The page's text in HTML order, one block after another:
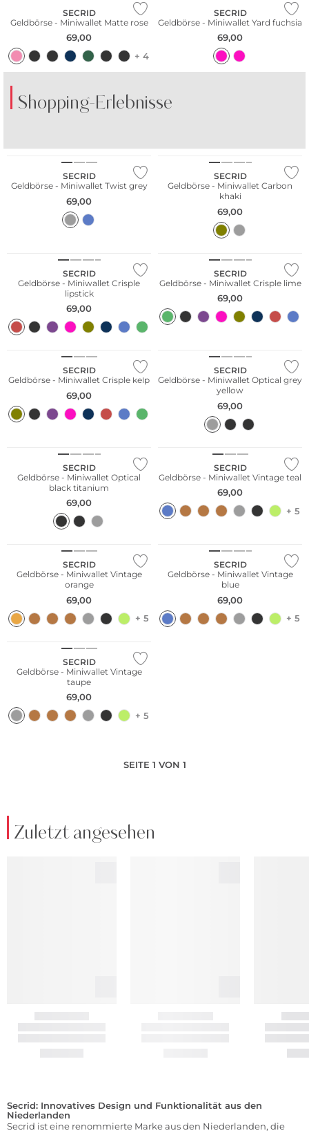
SECRID
Geldbörse - Miniwallet Matte rose
69,00
+ 4
SECRID
Geldbörse - Miniwallet Yard fuchsia
69,00
Shopping-Erlebnisse
SECRID
Geldbörse - Miniwallet Twist grey
69,00
SECRID
Geldbörse - Miniwallet Carbon
khaki
69,00
SECRID
Geldbörse - Miniwallet Crisple
lipstick
69,00
SECRID
Geldbörse - Miniwallet Crisple lime
69,00
Nachhaltig
SECRID
Geldbörse - Miniwallet Crisple kelp
69,00
SECRID
Geldbörse - Miniwallet Optical grey
yellow
69,00
SECRID
Geldbörse - Miniwallet Optical
black titanium
69,00
SECRID
Geldbörse - Miniwallet Vintage teal
69,00
+ 5
SECRID
Geldbörse - Miniwallet Vintage
orange
69,00
+ 5
SECRID
Geldbörse - Miniwallet Vintage
blue
69,00
+ 5
SECRID
Geldbörse - Miniwallet Vintage
taupe
69,00
+ 5
SEITE 1 VON 1
Zuletzt angesehen
Secrid: Innovatives Design und Funktionalität aus den
Niederlanden
Secrid ist eine renommierte Marke aus den Niederlanden, die